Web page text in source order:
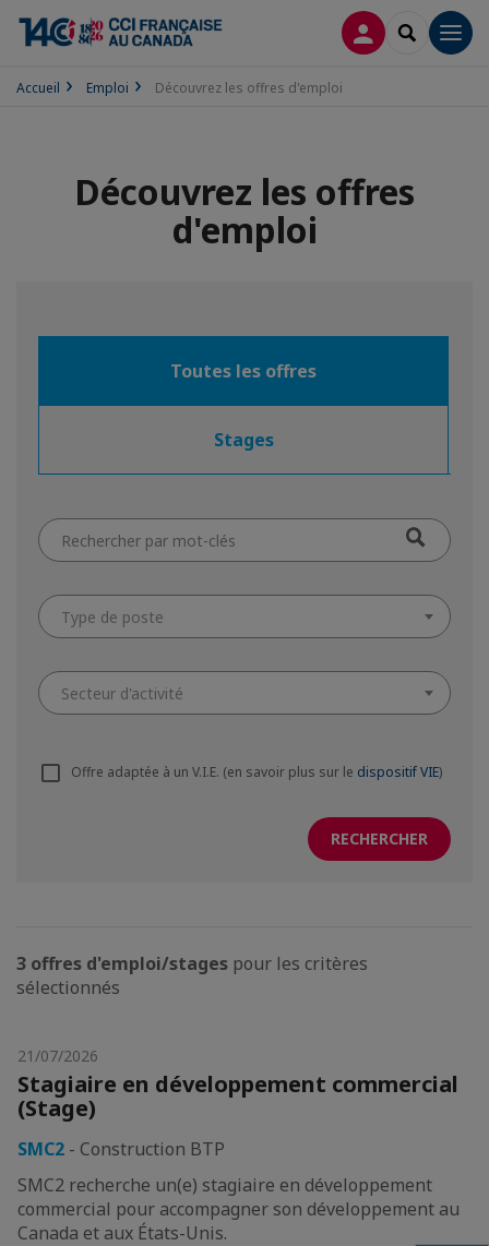
CONNEXION
Accueil Emploi Découvrez les offres d'emploi
Découvrez les offres
d'emploi
Toutes les offres
Stages
Type de poste
Secteur d'activité
Offre adaptée à un V.I.E. (en savoir plus sur le dispositif VIE)
3 offres d'emploi/stages pour les critères
sélectionnés
21/07/2026
Stagiaire en développement commercial
(Stage)
SMC2 - Construction BTP
SMC2 recherche un(e) stagiaire en développement
commercial pour accompagner son développement au
Canada et aux États-Unis.